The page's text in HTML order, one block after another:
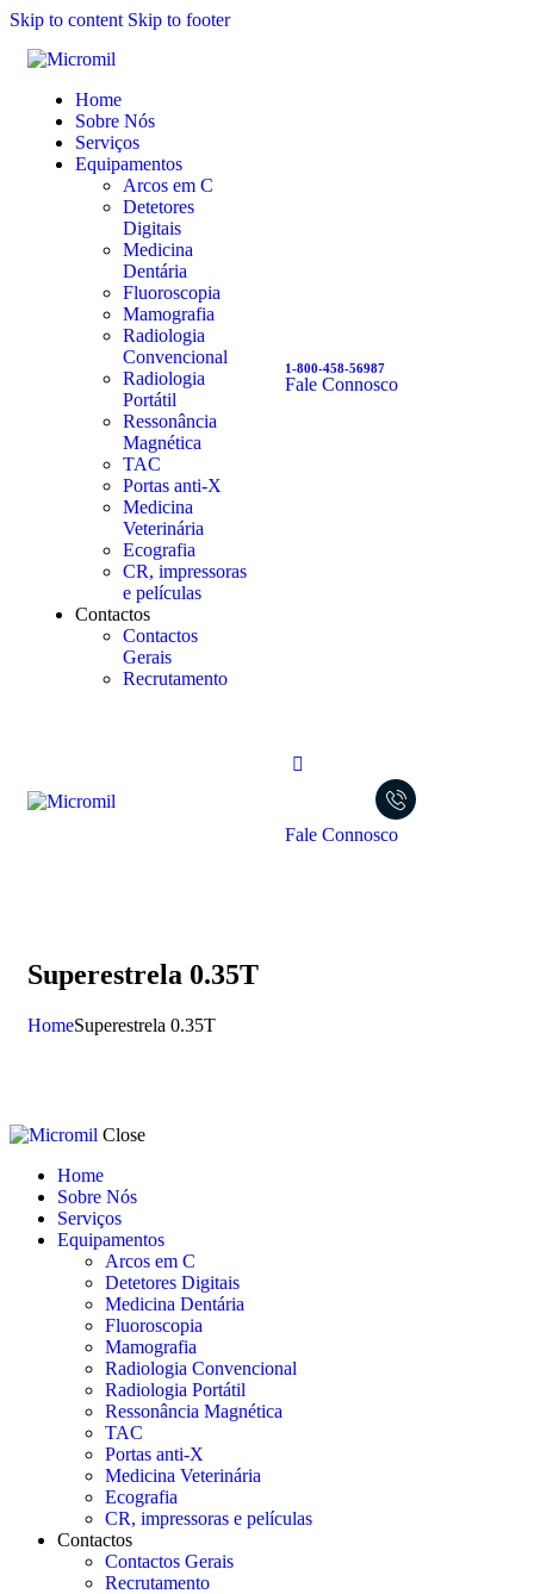
Skip to content Skip to footer
Home
Sobre Nós
Serviços
Equipamentos
Arcos em C
Detetores
Digitais
Medicina
Dentária
Fluoroscopia
Mamografia
Radiologia
Convencional
Radiologia
Portátil
Ressonância
Magnética
TAC
Portas anti-X
Medicina
Veterinária
Ecografia
CR, impressoras
e películas
Contactos
Contactos
Gerais
Recrutamento
1-800-458-56987
Fale Connosco
Fale Connosco
Superestrela 0.35T
HomeSuperestrela 0.35T
Close
Home
Sobre Nós
Serviços
Equipamentos
Arcos em C
Detetores Digitais
Medicina Dentária
Fluoroscopia
Mamografia
Radiologia Convencional
Radiologia Portátil
Ressonância Magnética
TAC
Portas anti-X
Medicina Veterinária
Ecografia
CR, impressoras e películas
Contactos
Contactos Gerais
Recrutamento